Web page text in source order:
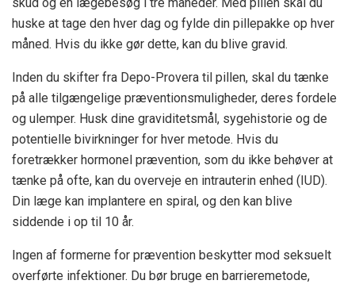
skud og en lægebesøg i tre måneder. Med pillen skal du
huske at tage den hver dag og fylde din pillepakke op hver
måned. Hvis du ikke gør dette, kan du blive gravid.
Inden du skifter fra Depo-Provera til pillen, skal du tænke
på alle tilgængelige præventionsmuligheder, deres fordele
og ulemper. Husk dine graviditetsmål, sygehistorie og de
potentielle bivirkninger for hver metode. Hvis du
foretrækker hormonel prævention, som du ikke behøver at
tænke på ofte, kan du overveje en intrauterin enhed (IUD).
Din læge kan implantere en spiral, og den kan blive
siddende i op til 10 år.
Ingen af ​​formerne for prævention beskytter mod seksuelt
overførte infektioner. Du bør bruge en barrieremetode,